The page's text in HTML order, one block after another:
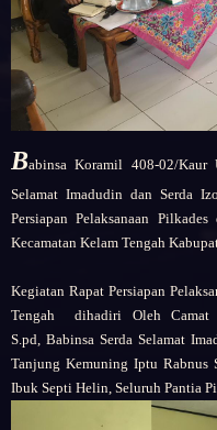
Babinsa Koramil 408-02/Kaur
Selamat Imadudin dan Serda
Persiapan Pelaksanaan
Kecamatan Kelam Tengah
Kegiatan Rapat Persiapan
Tengah
dihadiri Oleh
S.pd, Babinsa Serda Selamat
Tanjung Kemuning Iptu Rabnus
Ibuk Septi Helin, Seluruh Pantia